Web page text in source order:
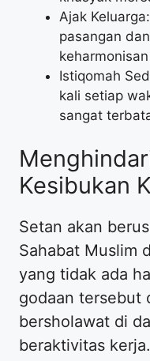
Ajak
pasangan
Istiqomah
kali setiap
sangat
Kesibukan
Setan akan
Sahabat Muslim
yang tidak ada
godaan tersebut
bersholawat di
beraktivitas